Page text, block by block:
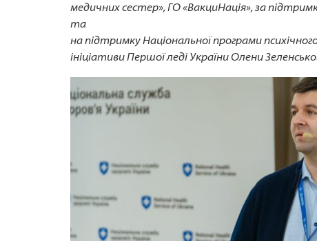
медичних сестер», ГО «ВакциНація», за
та
на підтримку Національної програми
ініціативи Першої леді України Олени